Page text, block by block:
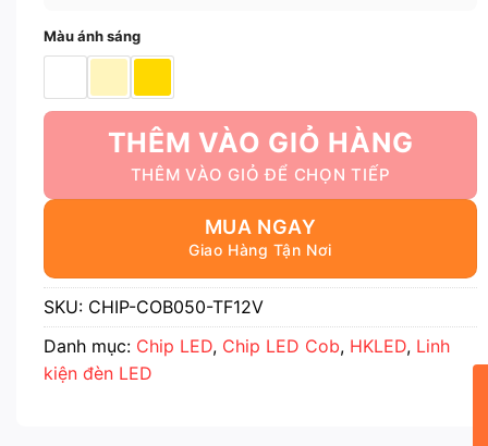
Màu ánh sáng
THÊM VÀO GIỎ HÀNG
MUA NGAY
SKU: CHIP-COB050-TF12V
Danh mục: Chip LED, Chip LED Cob, HKLED, Linh
kiện đèn LED